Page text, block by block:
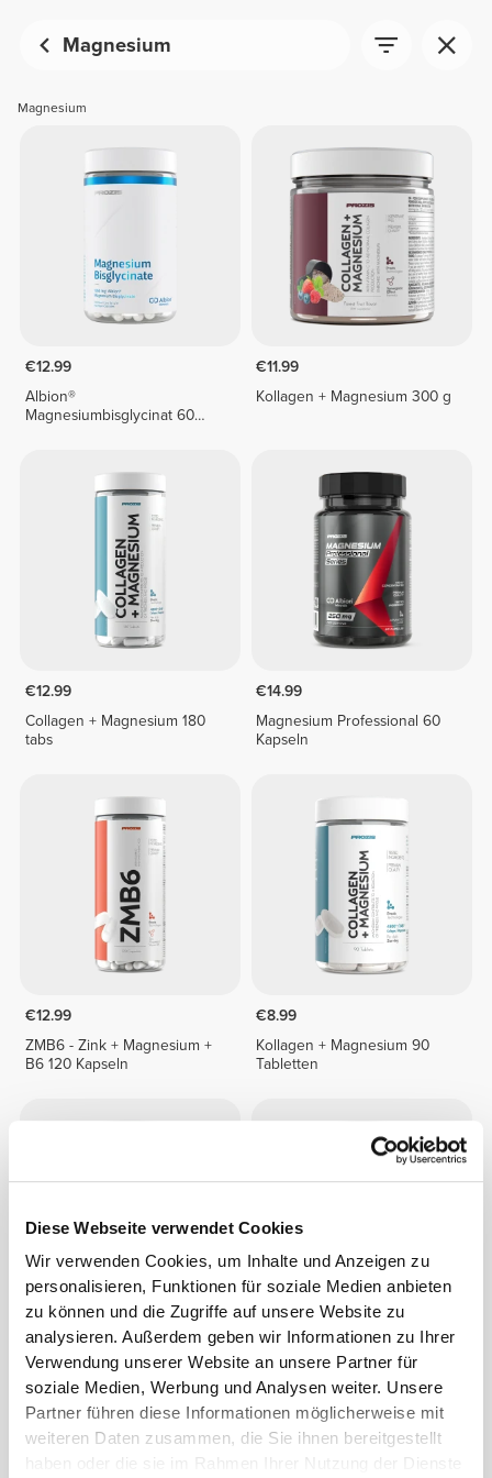
Diese Webseite verwendet Cookies
Wir verwenden Cookies, um Inhalte und Anzeigen zu
personalisieren, Funktionen für soziale Medien anbieten
zu können und die Zugriffe auf unsere Website zu
analysieren. Außerdem geben wir Informationen zu Ihrer
Verwendung unserer Website an unsere Partner für
soziale Medien, Werbung und Analysen weiter. Unsere
Partner führen diese Informationen möglicherweise mit
weiteren Daten zusammen, die Sie ihnen bereitgestellt
haben oder die sie im Rahmen Ihrer Nutzung der Dienste
Magnesium
Magnesium
€12.99
Albion®
Magnesiumbisglycinat 60
€11.99
Kollagen + Magnesium 300 g
€12.99
Collagen + Magnesium 180
tabs
€14.99
Magnesium Professional 60
Kapseln
€12.99
ZMB6 - Zink + Magnesium +
B6 120 Kapseln
€8.99
Kollagen + Magnesium 90
Tabletten
€14.99
ZMB mit Albion®
Magnesiumbisglycinat 60
vegetarische Kapseln
€11.99
Calcium, Zink & Magnesium
90 Tabletten